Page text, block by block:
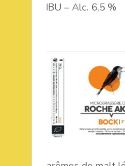
IBU – Alc. 6,5 %